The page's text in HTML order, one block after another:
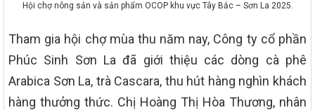
Hội chợ nông sản và sản phẩm OCOP khu vực Tây Bắc – Sơn La 2025.
Tham gia hội chợ mùa thu năm nay, Công ty cổ phần
Phúc Sinh Sơn La đã giới thiệu các dòng cà phê
Arabica Sơn La, trà Cascara, thu hút hàng nghìn khách
hàng thưởng thức. Chị Hoàng Thị Hòa Thương, nhân